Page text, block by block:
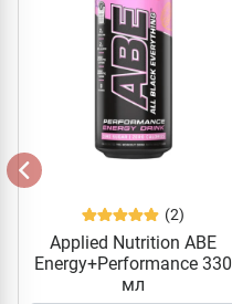
(2)
Applied Nutrition ABE
Energy+Performance 330
мл